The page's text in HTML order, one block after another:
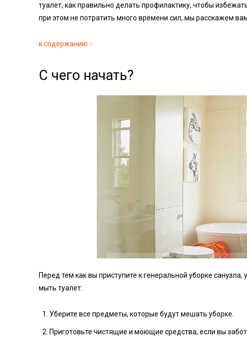
туалет, как правильно делать профилактику, чтобы
при этом не потратить много времени сил, мы расскажем вам
к содержанию ↑
С чего начать?
Перед тем как вы приступите к генеральной уборке
мыть туалет:
Уберите все предметы, которые будут мешать уборке.
Приготовьте чистящие и моющие средства, если вы